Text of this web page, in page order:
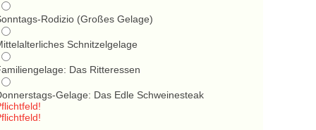
Rodizio (Großes Gelage)
Schnitzelgelage
Das Ritteressen
Gelage: Das Edle Schweinesteak